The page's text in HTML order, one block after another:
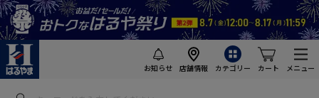
お知らせ 店舗情報 カテゴリー カート メニュー